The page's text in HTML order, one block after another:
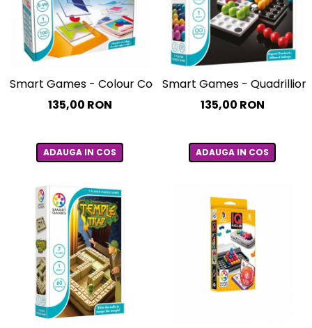
Smart Games - Colour Code, joc de logica cu 100 de
135,00 RON
ADAUGA IN COS
Smart Games -
135,00 RON
ADAUGA IN COS